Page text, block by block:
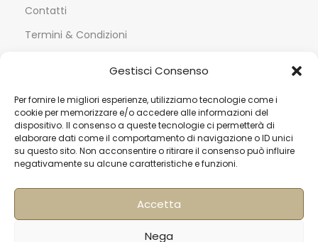
Gestisci Consenso
Per fornire le migliori esperienze, utilizziamo tecnologie come i
cookie per memorizzare e/o accedere alle informazioni del
dispositivo. Il consenso a queste tecnologie ci permetterà di
elaborare dati come il comportamento di navigazione o ID unici
su questo sito. Non acconsentire o ritirare il consenso può influire
negativamente su alcune caratteristiche e funzioni.
Accetta
Nega
Contatti
Termini & Condizioni
Privacy & Cookie Policy
Informativa Newsletter
Iscriviti alla Newsletter
[mailup_form]